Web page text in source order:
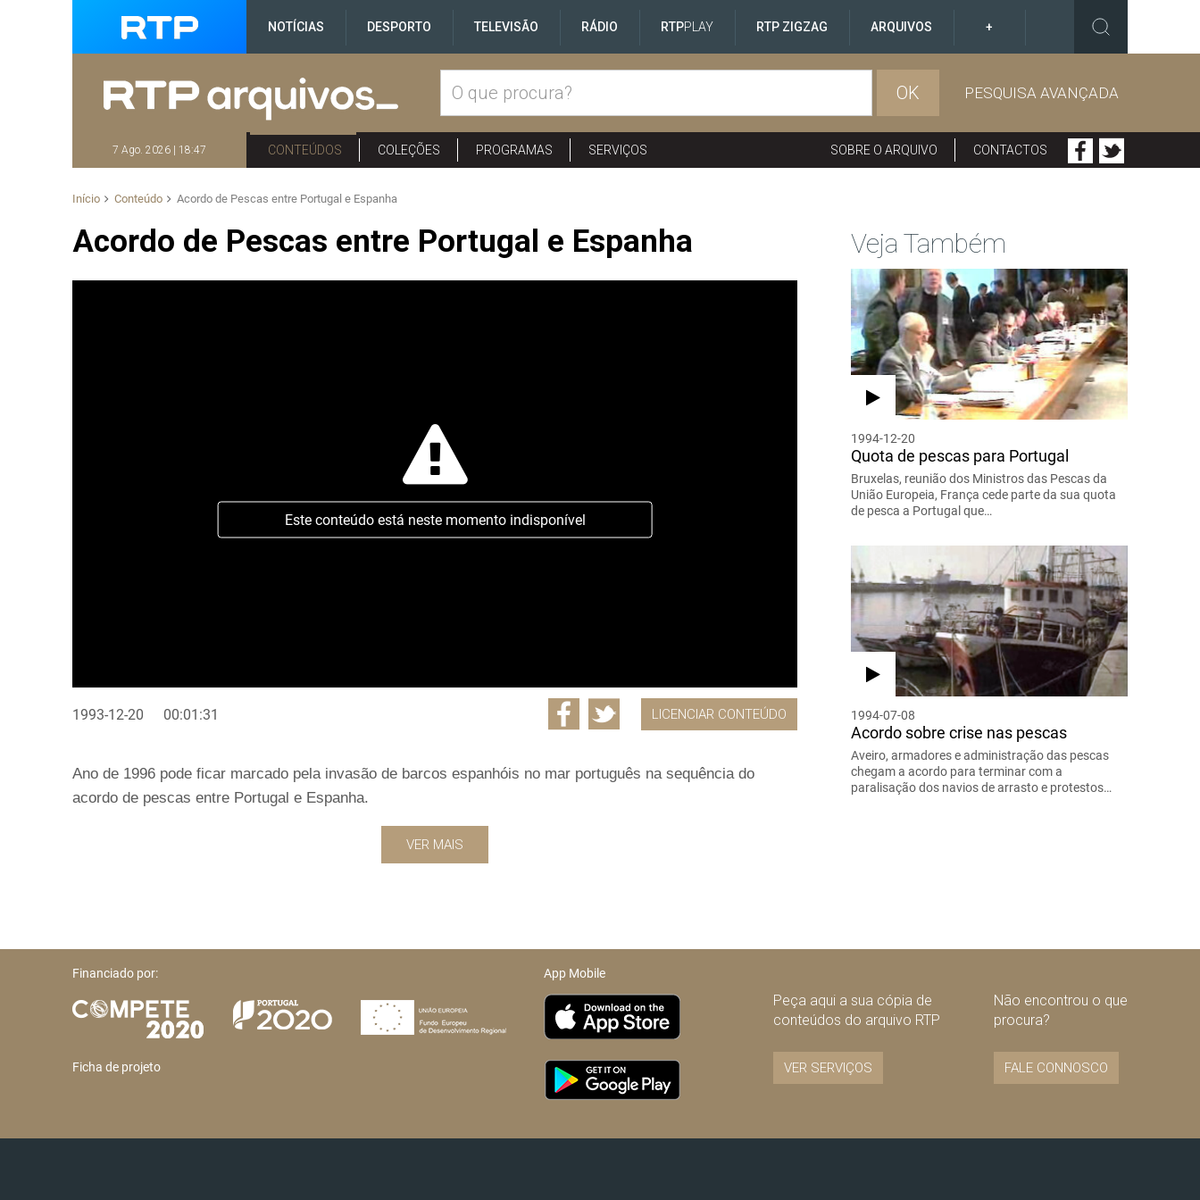
NOTÍCIAS DESPORTO TELEVISÃO RÁDIO RTPPLAY RTP ZIGZAG ARQUIVOS +
OK PESQUISA AVANÇADA
7 Ago. 2026 | 18:47 CONTEÚDOS COLEÇÕES PROGRAMAS SERVIÇOS SOBRE O ARQUIVO CONTACTOS
Início Conteúdo Acordo de Pescas entre Portugal e Espanha
Acordo de Pescas entre Portugal e Espanha
Este conteúdo está neste momento indisponível
1993-12-20 00:01:31 LICENCIAR CONTEÚDO
Ano de 1996 pode ficar marcado pela invasão de barcos espanhóis no mar português na sequência do
acordo de pescas entre Portugal e Espanha.
VER MAIS
Veja Também
1994-12-20
Quota de pescas para Portugal
Bruxelas, reunião dos Ministros das Pescas da
União Europeia, França cede parte da sua quota
de pesca a Portugal que…
1994-07-08
Acordo sobre crise nas pescas
Aveiro, armadores e administração das pescas
chegam a acordo para terminar com a
paralisação dos navios de arrasto e protestos…
Financiado por:
Ficha de projeto
App Mobile
Peça aqui a sua cópia de
conteúdos do arquivo RTP
VER SERVIÇOS
Não encontrou o que
procura?
FALE CONNOSCO